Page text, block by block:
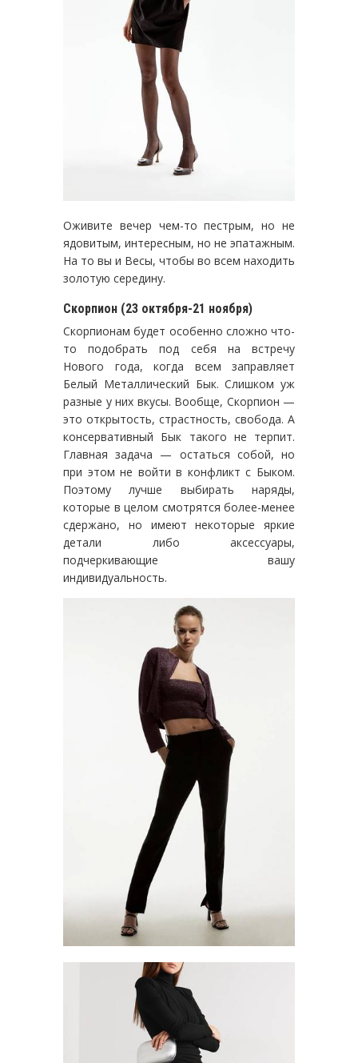
Оживите вечер чем-то пестрым, но не
ядовитым, интересным, но не эпатажным.
На то вы и Весы, чтобы во всем находить
золотую середину.
Скорпион (23 октября-21 ноября)
Скорпионам будет особенно сложно что-
то подобрать под себя на встречу
Нового года, когда всем заправляет
Белый Металлический Бык. Слишком уж
разные у них вкусы. Вообще, Скорпион —
это открытость, страстность, свобода. А
консервативный Бык такого не терпит.
Главная задача — остаться собой, но
при этом не войти в конфликт с Быком.
Поэтому лучше выбирать наряды,
которые в целом смотрятся более-менее
сдержано, но имеют некоторые яркие
детали либо аксессуары,
подчеркивающие вашу
индивидуальность.